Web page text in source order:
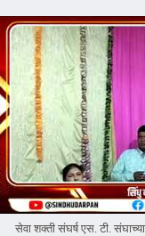
सेवा शक्ती संघर्ष एस. टी.